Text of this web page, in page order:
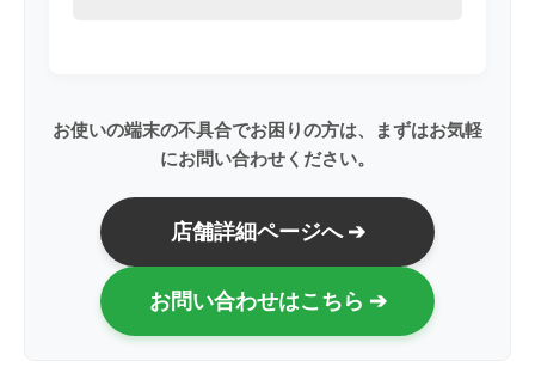
お使いの端末の不具合でお困りの方は、まずはお気軽
にお問い合わせください。
店舗詳細ページへ ➔
お問い合わせはこちら ➔